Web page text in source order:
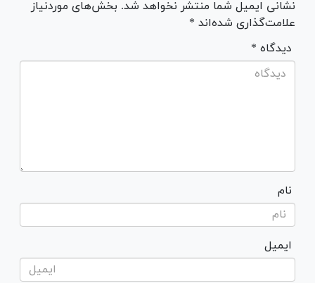
نشانی ایمیل شما منتشر نخواهد شد. بخش‌های موردنیاز
علامت‌گذاری شده‌اند *
* دیدگاه
نام
ایمیل